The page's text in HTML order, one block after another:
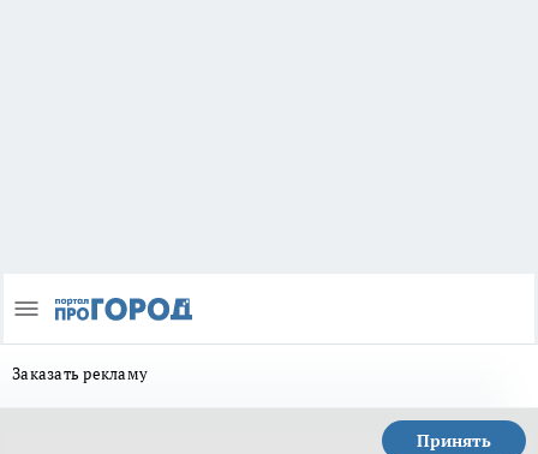
Заказать рекламу
Принять